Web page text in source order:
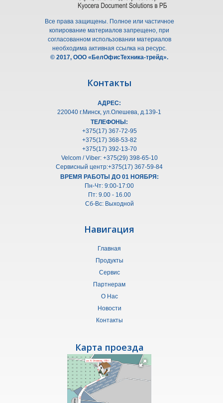
Все права защищены. Полное или частичное
копирование материалов запрещено, при
согласованном использовании материалов
необходима активная ссылка на ресурс.
© 2017, ООО «БелОфисТехника-трейд».
Контакты
АДРЕС:
220040 г.Минск, ул.Олешeва, д.139-1
ТЕЛЕФОНЫ:
+375(17) 367-72-95
+375(17) 368-53-82
+375(17) 392-13-70
Velcom / Viber: +375(29) 398-65-10
Сервисный центр:+375(17) 367-59-84
ВРЕМЯ РАБОТЫ ДО 01 НОЯБРЯ:
Пн-Чт: 9:00-17:00
Пт: 9.00 - 16.00
Сб-Вс: Выходной
Навигация
Главная
Продукты
Сервис
Партнерам
О Нас
Новости
Контакты
Карта проезда